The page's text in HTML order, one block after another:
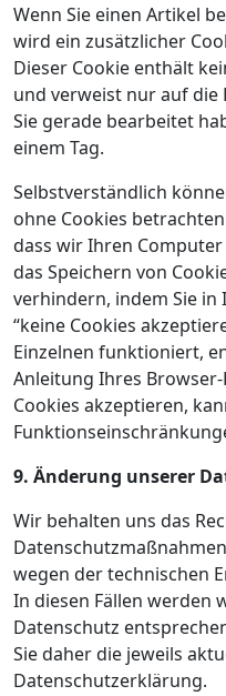
Wenn Sie einen Artikel
wird ein zusätzlicher
Dieser Cookie enthält
und verweist nur auf die
Sie gerade bearbeitet
einem Tag.
Selbstverständlich
ohne Cookies
dass wir Ihren
das Speichern von
verhindern, indem Sie
“keine Cookies
Einzelnen funktioniert,
Anleitung Ihres
Cookies akzeptieren,
9. Änderung unserer
Wir behalten uns das
wegen der technischen
In diesen Fällen werden
Datenschutz
Sie daher die jeweils
Datenschutzerklärung.